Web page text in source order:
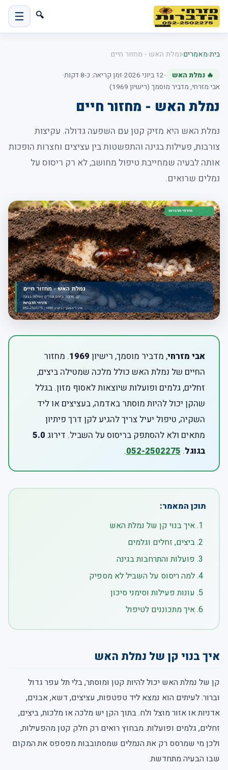
🔍
☰
בית›מאמרים›נמלת האש - מחזור חיים
🔥 נמלת האש ·12 ביוני 2026 ·זמן קריאה: כ-8 דקות
·
אבי מזרחי, מדביר מוסמך (רישיון 1969)
נמלת האש - מחזור חיים
נמלת האש היא מזיק קטן עם השפעה גדולה. עקיצות
צורבות, פעילות בגינה והתפשטות בין עציצים וחצרות הופכות
אותה לבעיה שמחייבת טיפול מחושב, לא רק ריסוס על
נמלים שרואים.
אבי מזרחי, מדביר מוסמך, רישיון 1969. מחזור
החיים של נמלת האש כולל מלכה שמטילה ביצים,
זחלים, גלמים ופועלות שיוצאות לאסוף מזון. בגלל
שהקן יכול להיות מוסתר באדמה, בעציצים או ליד
השקיה, טיפול יעיל צריך להגיע לקן דרך פיתיון
מתאים ולא להסתפק בריסוס על השביל. דירוג 5.0
בגוגל.
052-2502275
.
תוכן המאמר:
איך בנוי קן של נמלת האש
ביצים, זחלים וגלמים
פועלות והתרחבות בגינה
למה ריסוס על השביל לא מספיק
עונות פעילות וסימני סיכון
איך מתכוננים לטיפול
איך בנוי קן של נמלת האש
קן של נמלת האש יכול להיות קטן ומוסתר, בלי תל עפר גדול
וברור. לעיתים הוא נמצא ליד טפטפות, עציצים, דשא, אבנים,
אדניות או אזור מוצל ולח. בתוך הקן יש מלכה או מלכות, ביצים,
זחלים, גלמים ופועלות. מבחוץ רואים רק חלק קטן מהפעילות,
ולכן מי שמרסס רק את הנמלים שמסתובבות מפספס את המקום
שבו הבעיה מתחדשת.